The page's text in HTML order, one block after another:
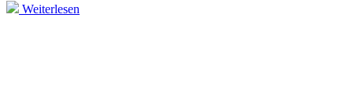
Weiterlesen